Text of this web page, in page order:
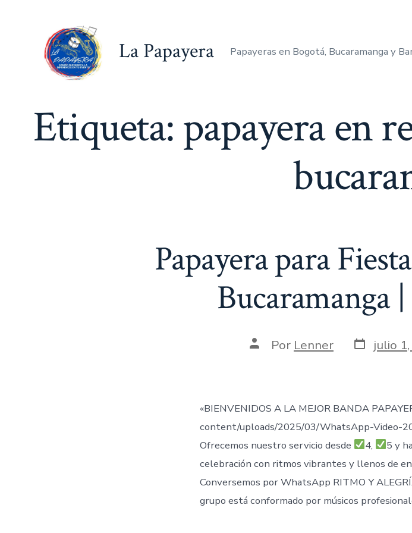
La Papayera Papayeras en Bogotá, Bucaramanga y
Etiqueta:papayera en
Papayera para
Bucaramanga
AutorPor Lenner Fecha
de
julio
«BIENVENIDOS A LA MEJOR BANDA
content/uploads/2025/03/WhatsApp-Video-
Ofrecemos nuestro servicio desde
4, 5 y
celebración con ritmos vibrantes y llenos de
Conversemos por WhatsApp RITMO Y
grupo está conformado por músicos